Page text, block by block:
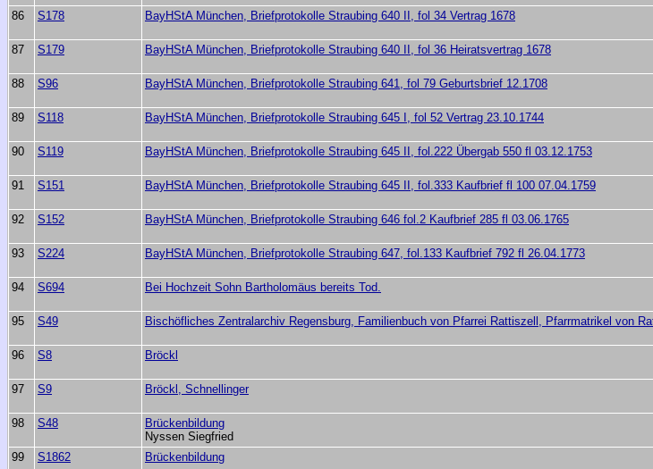
86 S178 BayHStA München, Briefprotokolle Straubing 640 II, fol 34 Vertrag 1678
87 S179 BayHStA München, Briefprotokolle Straubing 640 II, fol 36 Heiratsvertrag 1678
88 S96 BayHStA München, Briefprotokolle Straubing 641, fol 79 Geburtsbrief 12.1708
89 S118 BayHStA München, Briefprotokolle Straubing 645 I, fol 52 Vertrag 23.10.1744
90 S119 BayHStA München, Briefprotokolle Straubing 645 II, fol.222 Übergab 550 fl 03.12.1753
91 S151 BayHStA München, Briefprotokolle Straubing 645 II, fol.333 Kaufbrief fl 100 07.04.1759
92 S152 BayHStA München, Briefprotokolle Straubing 646 fol.2 Kaufbrief 285 fl 03.06.1765
93 S224 BayHStA München, Briefprotokolle Straubing 647, fol.133 Kaufbrief 792 fl 26.04.1773
94 S694 Bei Hochzeit Sohn Bartholomäus bereits Tod.
95 S49 Bischöfliches Zentralarchiv Regensburg, Familienbuch von Pfarrei Rattiszell, Pfarrmatrikel von
96 S8 Bröckl
97 S9 Bröckl, Schnellinger
98 S48
Brückenbildung
Nyssen Siegfried
99 S1862 Brückenbildung